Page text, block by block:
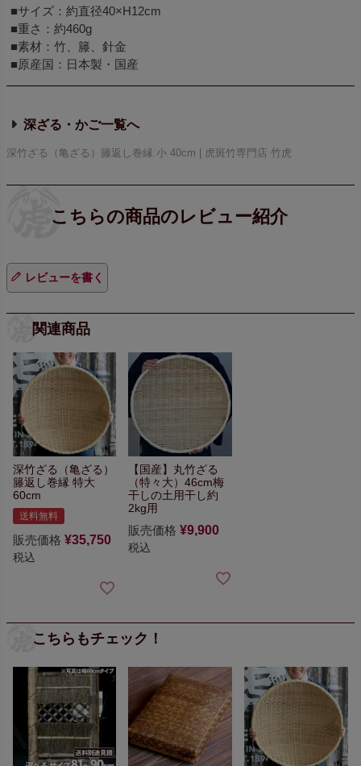
■サイズ：約直径40×H12cm
■重さ：約460g
■素材：竹、籐、針金
■原産国：日本製・国産
深ざる・かご
深竹ざる（亀ざる）籐返し巻縁 小 40cm | 虎斑竹専門店 竹虎
レビューを書く
関連商品
深竹ざる（亀ざる）
籐返し巻縁 特大
60cm
送料無料
販売価格 ¥35,750
税込
【国産】丸竹ざる
（特々大）46cm梅
干しの土用干し約
2kg用
販売価格 ¥9,900
税込
こちらもチェック！